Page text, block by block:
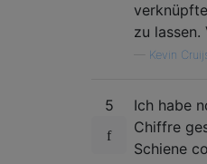
zu
Kevin
5
Ich habe
Chiffre
Schiene